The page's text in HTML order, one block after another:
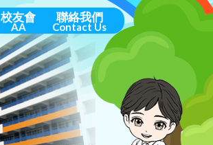
校友會
AA
聯絡我們
Contact Us